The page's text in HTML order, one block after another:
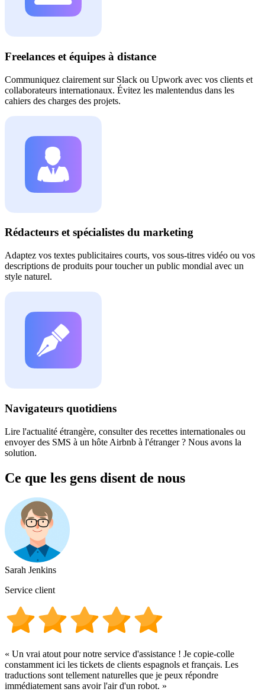
Freelances et équipes à distance
Communiquez clairement sur Slack ou Upwork avec vos clients et
collaborateurs internationaux. Évitez les malentendus dans les
cahiers des charges des projets.
Rédacteurs et spécialistes du marketing
Adaptez vos textes publicitaires courts, vos sous-titres vidéo ou vos
descriptions de produits pour toucher un public mondial avec un
style naturel.
Navigateurs quotidiens
Lire l'actualité étrangère, consulter des recettes internationales ou
envoyer des SMS à un hôte Airbnb à l'étranger ? Nous avons la
solution.
Ce que les gens disent de nous
Sarah Jenkins
Service client
« Un vrai atout pour notre service d'assistance ! Je copie-colle
constamment ici les tickets de clients espagnols et français. Les
traductions sont tellement naturelles que je peux répondre
immédiatement sans avoir l'air d'un robot. »